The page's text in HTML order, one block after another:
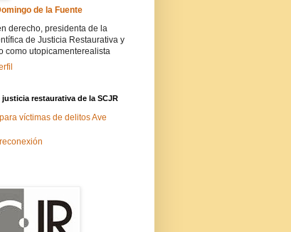
de la Fuente
derecho, presidenta de la
de Justicia Restaurativa y
como utopicamenterealista
justicia restaurativa de la SCJR
víctimas de delitos Ave